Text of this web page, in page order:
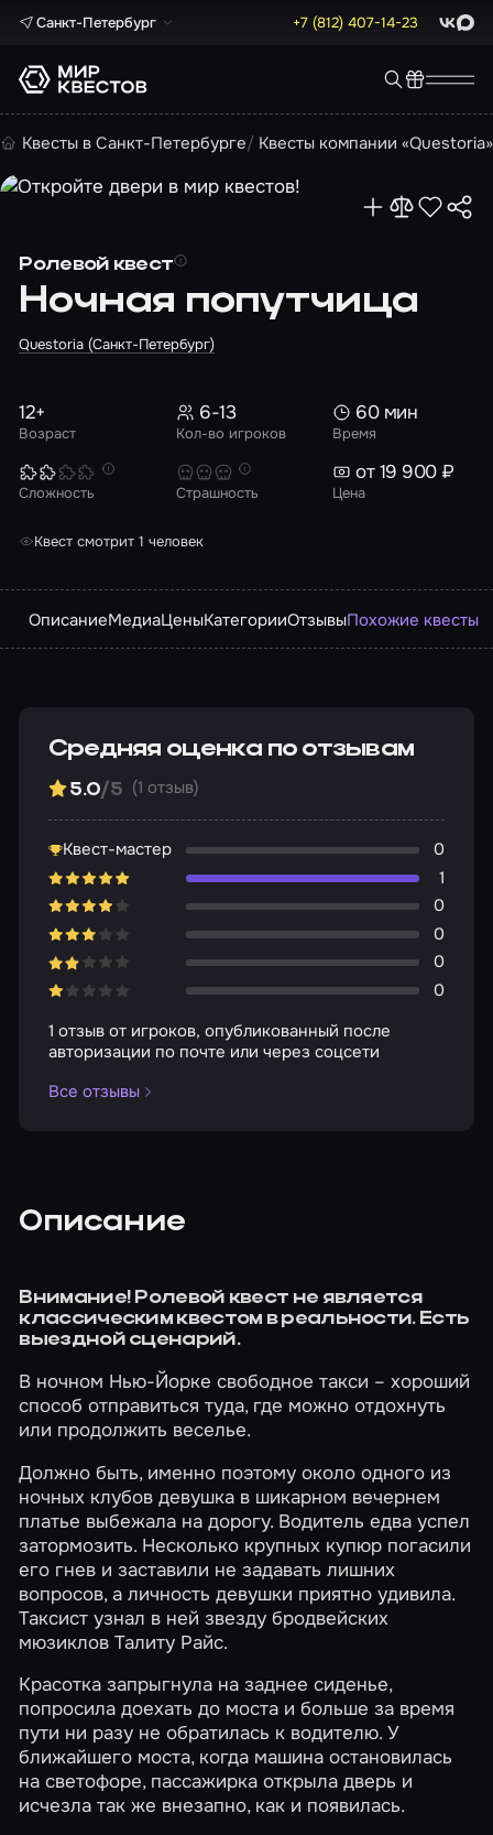
Санкт-Петербург +7 (812) 407-14-23 Max
Квесты в Санкт-Петербурге Квесты компании «Questoria»
Ролевой квест
Ночная попутчица
Questoria (Санкт-Петербург)
Возраст
12+
Кол-во игроков
6-13
Время
60 мин
Сложность Страшность Цена
от 19 900 ₽
Квест смотрит 1 человек
ОписаниеМедиаЦеныКатегорииОтзывыПохожие квесты
Средняя оценка по отзывам
5.0/5 (1 отзыв)
Квест-мастер
0
1
0
0
0
0
1 отзыв от игроков, опубликованный после
авторизации по почте или через соцсети
Все отзывы
Описание
Внимание! Ролевой квест не является
классическим квестом в реальности. Есть
выездной сценарий.
В ночном Нью-Йорке свободное такси – хороший
способ отправиться туда, где можно отдохнуть
или продолжить веселье.
Должно быть, именно поэтому около одного из
ночных клубов девушка в шикарном вечернем
платье выбежала на дорогу. Водитель едва успел
затормозить. Несколько крупных купюр погасили
его гнев и заставили не задавать лишних
вопросов, а личность девушки приятно удивила.
Таксист узнал в ней звезду бродвейских
мюзиклов Талиту Райс.
Красотка запрыгнула на заднее сиденье,
попросила доехать до моста и больше за время
пути ни разу не обратилась к водителю. У
ближайшего моста, когда машина остановилась
на светофоре, пассажирка открыла дверь и
исчезла так же внезапно, как и появилась.